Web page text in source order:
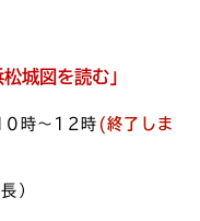
城図を読む」
時～12時 (終了しま
）